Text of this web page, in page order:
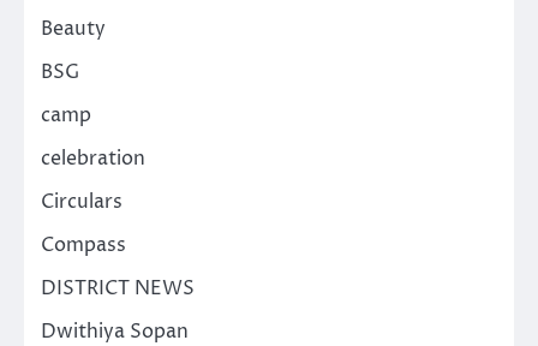
Beauty
BSG
camp
celebration
Circulars
Compass
DISTRICT NEWS
Dwithiya Sopan